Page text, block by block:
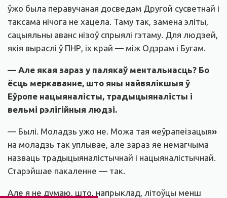
ўжо была перавучаная досведам Другой сусветнай і
таксама нічога не хацела. Таму так, замена эліты,
сацыяльны аванс нізоў спрыялі гэтаму. Для людзей,
якія выраслі ў ПНР, іх край — між Одэрам і Бугам.
— Але якая зараз у палякаў ментальнасць? Бо
ёсць меркаванне, што яны найвялікшыя ў
Еўропе нацыяналісты, традыцыяналісты і
вельмі рэлігійныя людзі.
— Былі. Моладзь ужо не. Можа тая «еўрапеізацыя»
на моладзь так уплывае, але зараз яе немагчыма
назваць традыцыяналістычнай і нацыяналістычнай.
Старэйшае пакаленне — так.
Але я не думаю, што, напрыклад, літоўцы менш